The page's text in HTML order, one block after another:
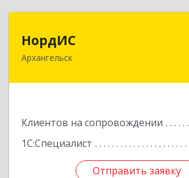
НордИС
Архангельск
Клиентов на сопровождении
1С:Специалист
Отправить заявку
163071, Архангельская обл,
Отправить заявку